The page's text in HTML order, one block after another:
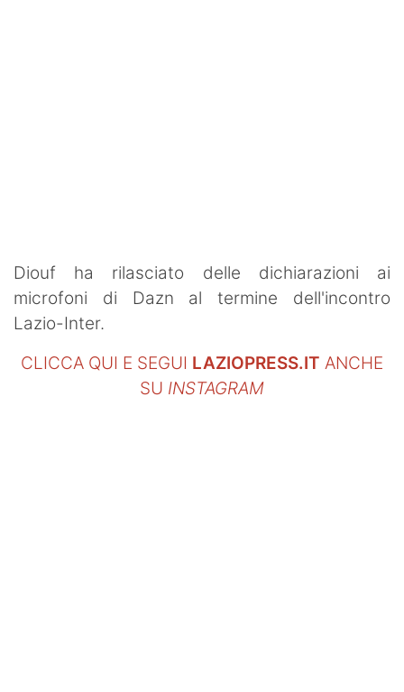
Diouf ha rilasciato delle dichiarazioni ai
microfoni di Dazn al termine dell'incontro
Lazio-Inter.
CLICCA QUI E SEGUI LAZIOPRESS.IT ANCHE
SU INSTAGRAM